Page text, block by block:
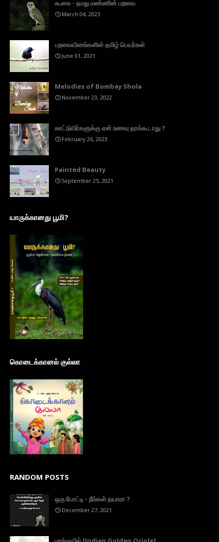
கூகை - நமது மண்ணின் பறவை
March 04, 2023
பறவையினங்களின் தமிழ் பெயர்கள்
June 01, 2021
Melodies of Bombay Shola
November 23, 2022
காட்டுயிர்களுக்கு ஏன் உணவு தரக்கூடாது ?
February 26, 2023
Painted Beauty
September 25, 2021
யாருக்கானது பூமி?
கொடைக்கானல் குல்லா
RANDOM POSTS
ஒரு போட்டி - நீங்கள் தயாரா ?
December 27, 2021